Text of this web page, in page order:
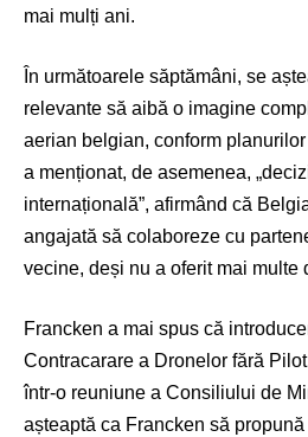
mai mulți ani.
În următoarele săptămâni, se
relevante să aibă o imagine
aerian belgian, conform
a menționat, de asemenea,
internațională”, afirmând că
angajată să colaboreze cu
vecine, deși nu a oferit mai multe
Francken a mai spus că
Contracarare a Dronelor fără
într-o reuniune a Consiliului de
așteaptă ca Francken să